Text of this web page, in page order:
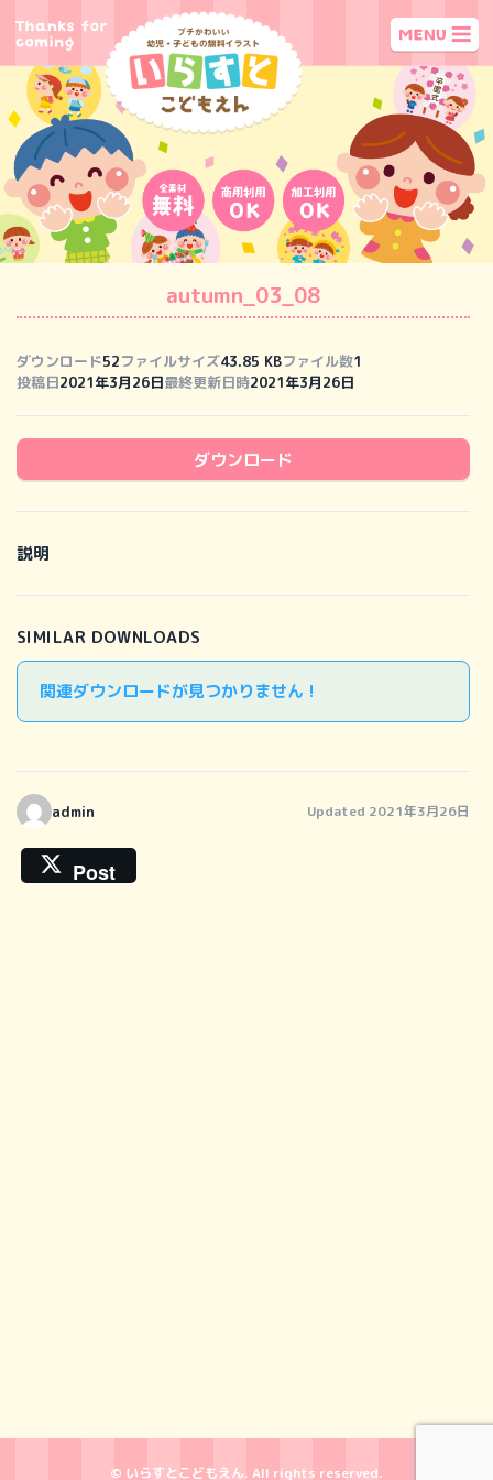
autumn_03_08
ダウンロード52ファイルサイズ43.85 KBファイル数1
投稿日2021年3月26日最終更新日時2021年3月26日
ダウンロード
説明
SIMILAR DOWNLOADS
関連ダウンロードが見つかりません !
admin Updated 2021年3月26日
Post
© いらすとこどもえん. All rights reserved.